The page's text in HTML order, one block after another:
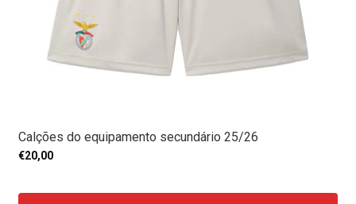
Calções do equipamento secundário 25/26
€20,00